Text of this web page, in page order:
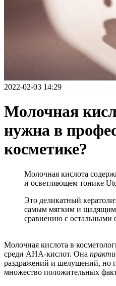
2022-02-03 14:29
Молочная
нужна в
косметике?
Молочная кислота
и осветляющем тонике
Это деликатный
самым мягким и щадящим
сравнению с остальными
Молочная кислота в
среди AHA-кислот. Она
раздражений и шелушений, но
множество положительных